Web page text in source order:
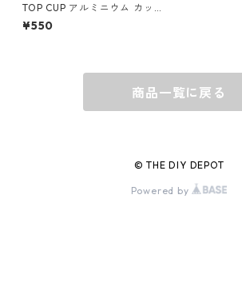
TOP CUP アルミニウム カップ
16oz(473ml) アメリカ製 BALL
-AC16
¥550
商品一覧に戻る
© THE DIY DEPOT
Powered by